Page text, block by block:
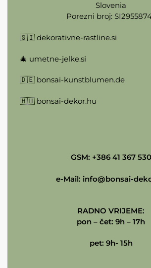
Slovenia
Porezni broj:
🇸🇮 dekorativne-rastline.si
🎄 umetne-jelke.si
🇩🇪 bonsai-kunstblumen.de
🇭🇺 bonsai-dekor.hu
GSM: +386 41 367 530
e-Mail: info@bonsai-
RADNO VRIJEME:
pon – čet: 9h – 17h
pet: 9h- 15h